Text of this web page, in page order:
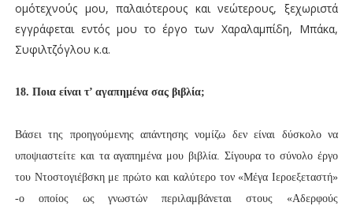
ομότεχνούς μου, παλαιότερους και νεώτερους, ξεχωριστά
εγγράφεται εντός μου το έργο των Χαραλαμπίδη, Μπάκα,
Συφιλτζόγλου κ.α.
18. Ποια είναι τ’ αγαπημένα σας βιβλία;
Βάσει της προηγούμενης απάντησης νομίζω δεν είναι δύσκολο να
υποψιαστείτε και τα αγαπημένα μου βιβλία. Σίγουρα το σύνολο έργο
του Ντοστογιέβσκη με πρώτο και καλύτερο τον «Μέγα Ιεροεξεταστή»
-ο οποίος ως γνωστών περιλαμβάνεται στους «Αδερφούς